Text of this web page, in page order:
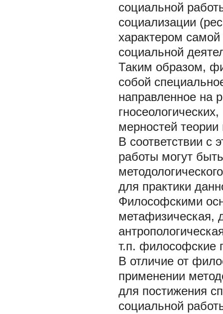
социальной
социализации
характером
социальной
Таким образом,
собой
направленное на
мерностей
В соответствии с
работы могут
для практики
Философскими
метафизическая,
т.п. философские
В отличие от
применении
для постижения
социальной